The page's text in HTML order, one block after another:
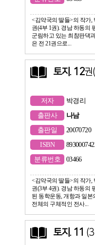
<김약국의 딸들>의 작가,
권(4부 1권). 경남 하동의
군림하고 있는 최참판댁
은 전 21권으로...
토지 . 12권
저자
박경리
출판사
나남
출판일
20070720
ISBN
분류번호
03466
<김약국의 딸들>의 작가,
권(3부 4권). 경남 하동의
된 동학운동, 개항과 일
전체의 구체적인 전사...
토지 . 11